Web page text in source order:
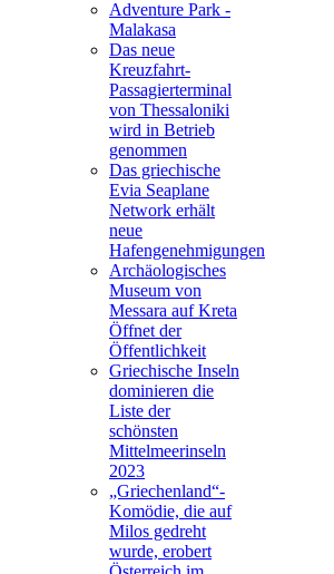
Adventure Park -
Malakasa
Das neue
Kreuzfahrt-
Passagierterminal
von Thessaloniki
wird in Betrieb
genommen
Das griechische
Evia Seaplane
Network erhält
neue
Hafengenehmigungen
Archäologisches
Museum von
Messara auf Kreta
Öffnet der
Öffentlichkeit
Griechische Inseln
dominieren die
Liste der
schönsten
Mittelmeerinseln
2023
„Griechenland“-
Komödie, die auf
Milos gedreht
wurde, erobert